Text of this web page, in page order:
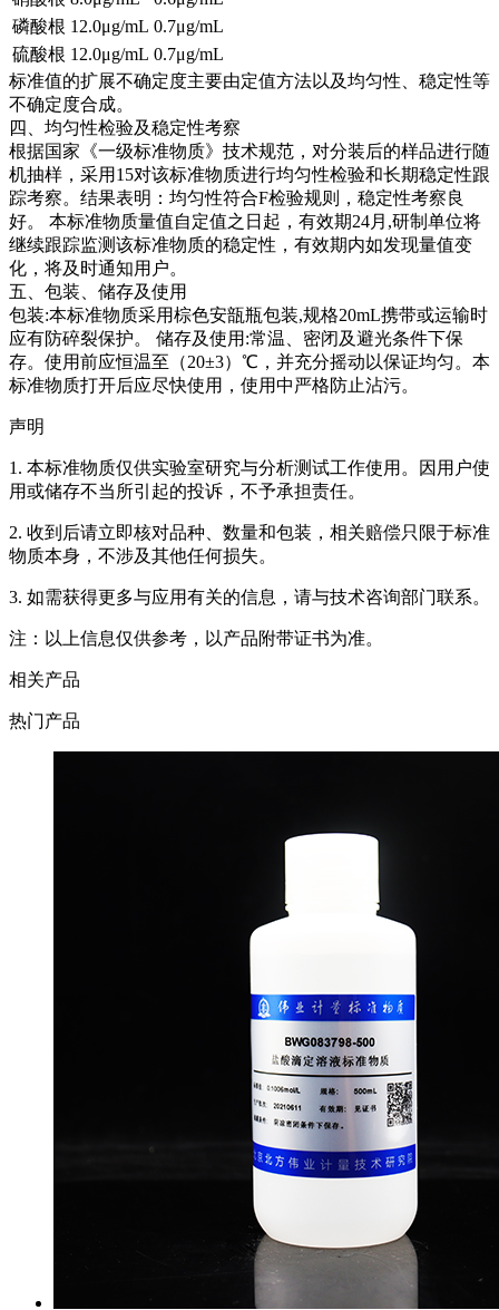
磷酸根 12.0μg/mL 0.7μg/mL
硫酸根 12.0μg/mL 0.7μg/mL
标准值的扩展不确定度主要由定值方法以及均匀性、稳定性等
不确定度合成。
四、均匀性检验及稳定性考察
根据国家《一级标准物质》技术规范，对分装后的样品进行随
机抽样，采用15对该标准物质进行均匀性检验和长期稳定性跟
踪考察。结果表明：均匀性符合F检验规则，稳定性考察良
好。 本标准物质量值自定值之日起，有效期24月,研制单位将
继续跟踪监测该标准物质的稳定性，有效期内如发现量值变
化，将及时通知用户。
五、包装、储存及使用
包装:本标准物质采用棕色安瓿瓶包装,规格20mL携带或运输时
应有防碎裂保护。 储存及使用:常温、密闭及避光条件下保
存。使用前应恒温至（20±3）℃，并充分摇动以保证均匀。本
标准物质打开后应尽快使用，使用中严格防止沾污。
声明
1. 本标准物质仅供实验室研究与分析测试工作使用。因用户使
用或储存不当所引起的投诉，不予承担责任。
2. 收到后请立即核对品种、数量和包装，相关赔偿只限于标准
物质本身，不涉及其他任何损失。
3. 如需获得更多与应用有关的信息，请与技术咨询部门联系。
注：以上信息仅供参考，以产品附带证书为准。
相关产品
热门产品